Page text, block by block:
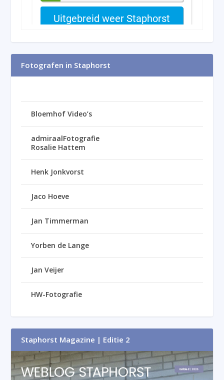
Fotografen in Staphorst
Bloemhof Video’s
admiraalFotografie
Rosalie Hattem
Henk Jonkvorst
Jaco Hoeve
Jan Timmerman
Yorben de Lange
Jan Veijer
HW-Fotografie
Staphorst Magazine | Editie 2